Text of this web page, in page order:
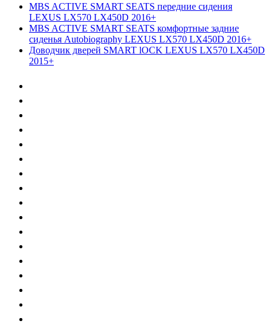
MBS ACTIVE SMART SEATS передние сидения
LEXUS LX570 LX450D 2016+
MBS ACTIVE SMART SEATS комфортные задние
сиденья Autobiography LEXUS LX570 LX450D 2016+
Доводчик дверей SMART lOCK LEXUS LX570 LX450D
2015+